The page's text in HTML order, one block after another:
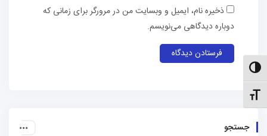
حالت کنتراست بالا
تنظیم اندازهٔ فونت
ذخیره نام، ایمیل و وبسایت من در مرورگر برای زمانی که
دوباره دیدگاهی می‌نویسم.
جستجو